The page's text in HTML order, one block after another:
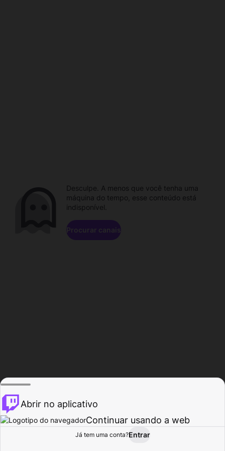
Procurar Atividade
Desculpe. A menos que você tenha uma
máquina do tempo, esse conteúdo está
indisponível.
Procurar canais
Abrir no aplicativo
Continuar usando a web
Já tem uma conta?Entrar